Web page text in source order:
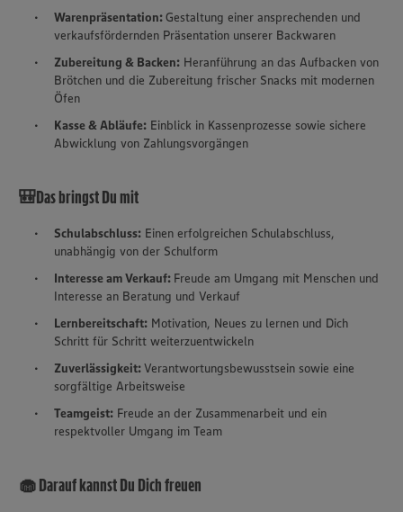
Warenpräsentation:Gestaltung einer ansprechenden und
verkaufsfördernden Präsentation unserer Backwaren
Zubereitung & Backen: Heranführung an das Aufbacken von
Brötchen und die Zubereitung frischer Snacks mit modernen
Öfen
Kasse & Abläufe: Einblick in Kassenprozesse sowie sichere
Abwicklung von Zahlungsvorgängen
🎒Das bringst Du mit
Schulabschluss: Einen erfolgreichen Schulabschluss,
unabhängig von der Schulform
Interesse am Verkauf: Freude am Umgang mit Menschen und
Interesse an Beratung und Verkauf
Lernbereitschaft: Motivation, Neues zu lernen und Dich
Schritt für Schritt weiterzuentwickeln
Zuverlässigkeit:Verantwortungsbewusstsein sowie eine
sorgfältige Arbeitsweise
Teamgeist: Freude an der Zusammenarbeit und ein
respektvoller Umgang im Team
🧁 Darauf kannst Du Dich freuen